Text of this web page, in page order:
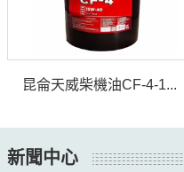
昆侖天威柴機油CF-4-1...
新聞中心